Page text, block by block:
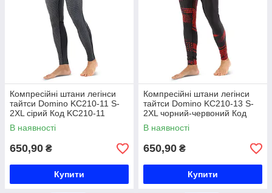
Компресійні штани легінси
тайтси Domino KC210-11 S-
2XL сірий Код KC210-11
В наявності
650,90 ₴
Купити
Компресійні штани легінси
тайтси Domino KC210-13 S-
2XL чорний-червоний Код
KC210-13
В наявності
650,90 ₴
Купити